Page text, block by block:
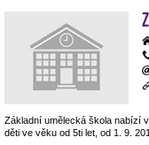
Základní umělecká škola nabízí
děti ve věku od 5ti let, od 1. 9.